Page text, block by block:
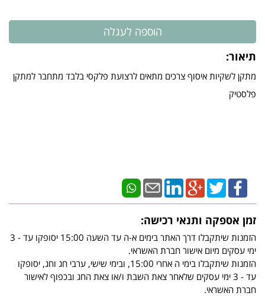
תיאור:
מתקן לשקיות איסוף צרכים מתאים לרצועת פלקסי בלבד מתחבר למתקן
פלסטיק
זמן אספקה ותנאי רכישה:
הזמנות שיתקבלו דרך האתר בימים א-ה עד השעה 15:00 יסופקו עד - 3
ימי עסקים מיום אישור חברת האשראי.
הזמנות שיתקבלו בימי ה אחרי 15:00, ובימי שישי, ערבי חג וחג, יסופקו
עד - 3 ימי עסקים שלאחר צאת השבת ו/או צאת החג ובכפוף לאישור
חברת האשראי.